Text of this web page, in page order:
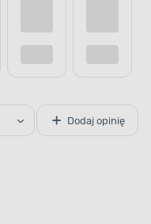
Dodaj opinię